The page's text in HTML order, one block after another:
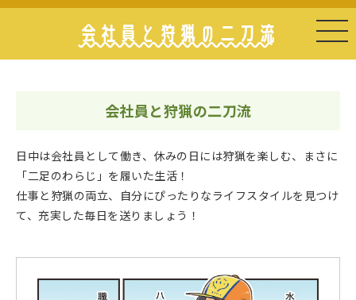
会社員と狩猟の二刀流
会社員と狩猟の二刀流
日中は会社員として働き、休みの日には狩猟を楽しむ、まさに
「二足のわらじ」を履いた生活！
仕事と狩猟の両立、自分にぴったりなライフスタイルを見つけ
て、充実した毎日を送りましょう！